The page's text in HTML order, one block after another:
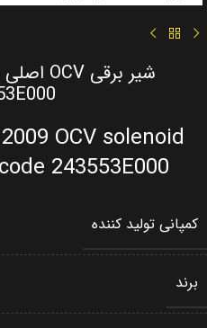
OCV solenoid
243553E000
کمپانی تولید کننده
برند